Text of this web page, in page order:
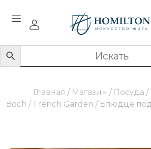
Главная / Магазин / Посуда /
Boch / French Garden / Блюдце